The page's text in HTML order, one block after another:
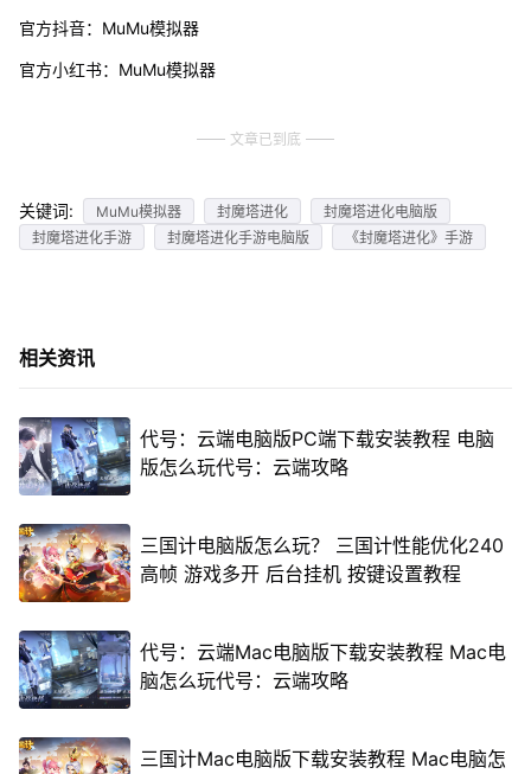
官方抖音：MuMu模拟器
官方小红书：MuMu模拟器
文章已到底
关键词: MuMu模拟器 封魔塔进化
封魔塔进化电脑版
封魔塔进化手游
封魔塔进化手游电脑版 《封魔塔进化》手游
相关资讯
代号：云端电脑版PC端下载安装教程 电脑
版怎么玩代号：云端攻略
三国计电脑版怎么玩？ 三国计性能优化240
高帧 游戏多开 后台挂机 按键设置教程
代号：云端Mac电脑版下载安装教程 Mac电
脑怎么玩代号：云端攻略
三国计Mac电脑版下载安装教程 Mac电脑怎